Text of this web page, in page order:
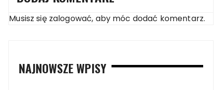
Musisz się zalogować, aby móc dodać komentarz.
NAJNOWSZE WPISY